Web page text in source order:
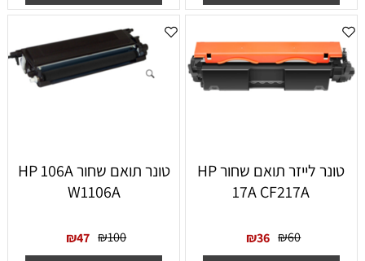
‏טונר ‏לייזר תואם שחור HP
17A CF217A
₪60
₪36
‏טונר תואם שחור HP 106A
W1106A
₪100
₪47